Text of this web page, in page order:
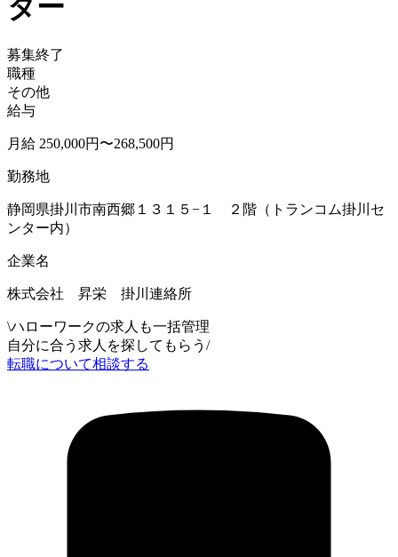
ター
募集終了
職種
その他
給与
月給 250,000円〜268,500円
勤務地
静岡県掛川市南西郷１３１５−１ ２階（トランコム掛川セ
ンター内）
企業名
株式会社 昇栄 掛川連絡所
\ハローワークの求人も一括管理
自分に合う求人を探してもらう /
転職について相談する